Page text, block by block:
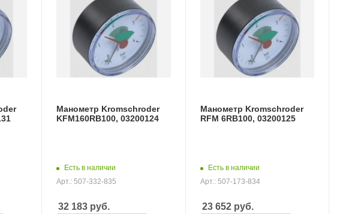
Манометр Kromschroder
KFM160RB100, 03200124
Есть в наличии
Арт.: 507-332-835
32 183 руб.
Манометр Kromschroder
RFM 6RB100, 03200125
Есть в наличии
Арт.: 507-173-834
23 652руб.